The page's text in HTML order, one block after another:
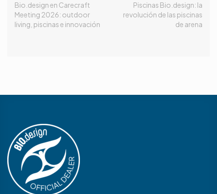
Bio.design en Carecraft
Meeting 2026: outdoor
living, piscinas e innovación
Piscinas Bio.design: la
revolución de las piscinas
de arena